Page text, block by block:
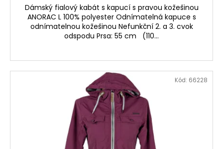
Dámský fialový kabát s kapucí s pravou kožešinou
ANORAC L 100% polyester Odnímatelná kapuce s
odnímatelnou kožešinou Nefunkční 2. a 3. cvok
odspodu Prsa: 55 cm (110...
Kód: 66228